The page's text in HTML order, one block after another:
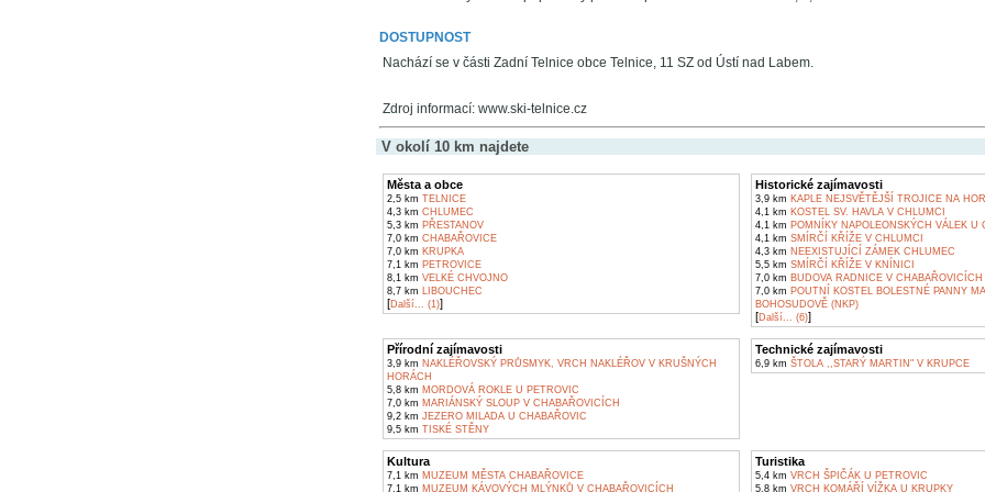
DOSTUPNOST
Nachází se v části Zadní Telnice obce Telnice, 11 SZ od Ústí nad Labem.
Zdroj informací: www.ski-telnice.cz
V okolí 10 km najdete
Města a obce
2,5 km TELNICE
4,3 km CHLUMEC
5,3 km PŘESTANOV
7,0 km CHABAŘOVICE
7,0 km KRUPKA
7,1 km PETROVICE
8,1 km VELKÉ CHVOJNO
8,7 km LIBOUCHEC
[Další... (1)]
Historické zajímavosti
3,9 km KAPLE NEJSVĚTĚJŠÍ TROJICE NA
4,1 km KOSTEL SV. HAVLA V CHLUMCI
4,1 km POMNÍKY NAPOLEONSKÝCH VÁLEK U
4,1 km SMÍRČÍ KŘÍŽE V CHLUMCI
4,3 km NEEXISTUJÍCÍ ZÁMEK CHLUMEC
5,5 km SMÍRČÍ KŘÍŽE V KNÍNICI
7,0 km BUDOVA RADNICE V CHABAŘOVICÍCH
7,0 km POUTNÍ KOSTEL BOLESTNÉ PANNY
BOHOSUDOVĚ (NKP)
[Další... (6)]
Přírodní zajímavosti
3,9 km NAKLÉŘOVSKÝ PRŮSMYK, VRCH NAKLÉŘOV V KRUŠNÝCH
HORÁCH
5,8 km MORDOVÁ ROKLE U PETROVIC
7,0 km MARIÁNSKÝ SLOUP V CHABAŘOVICÍCH
9,2 km JEZERO MILADA U CHABAŘOVIC
9,5 km TISKÉ STĚNY
Technické zajímavosti
6,9 km ŠTOLA ,,STARÝ MARTIN" V KRUPCE
Kultura
7,1 km MUZEUM MĚSTA CHABAŘOVICE
7,1 km MUZEUM KÁVOVÝCH MLÝNKŮ V CHABAŘOVICÍCH
Turistika
5,4 km VRCH ŠPIČÁK U PETROVIC
5,8 km VRCH KOMÁŘÍ VÍŽKA U KRUPKY